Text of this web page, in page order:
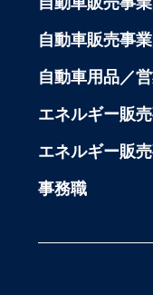
自動車販売事
自動車用品／
エネルギー販
エネルギー販
事務職